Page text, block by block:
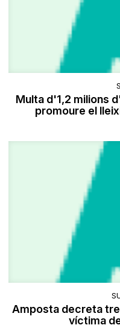
Multa d'1,2 milions
promoure el
Amposta decreta
víctima